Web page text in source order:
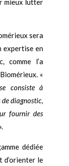
mieux lutter
sera
expertise en
comme l’a
«
consiste à
diagnostic,
fournir des
dédiée
d’orienter le